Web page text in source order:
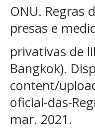
ONU. Regras
presas e
privativas de
Bangkok).
content/
oficial-das-
mar. 2021.